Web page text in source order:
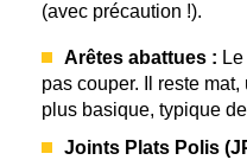
(avec précaution !).
Arêtes abattues :
pas couper. Il reste
plus basique, typique
Joints Plats Polis